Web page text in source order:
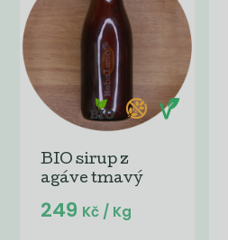
BIO sirup z
agáve tmavý
249 Kč / Kg